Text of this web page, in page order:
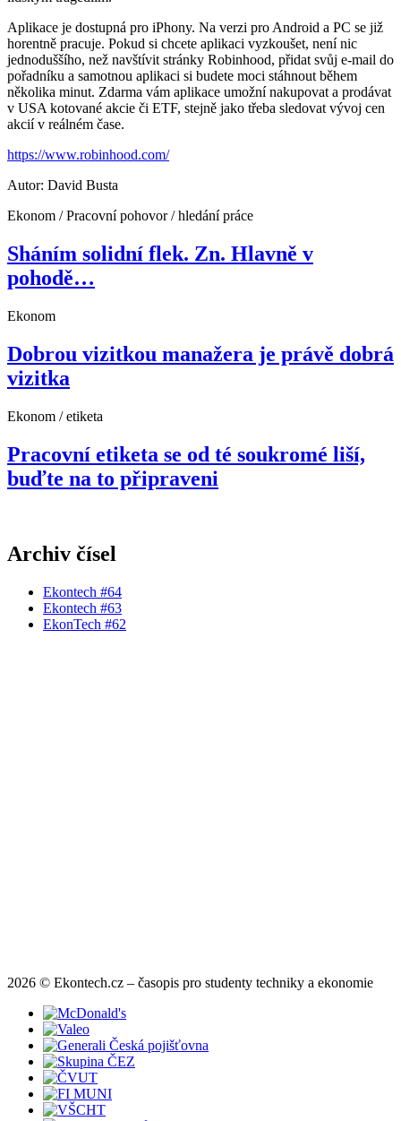
Aplikace je dostupná pro iPhony. Na verzi pro Android a PC se již
horentně pracuje. Pokud si chcete aplikaci vyzkoušet, není nic
jednoduššího, než navštívit stránky Robinhood, přidat svůj e-mail do
pořadníku a samotnou aplikaci si budete moci stáhnout během
několika minut. Zdarma vám aplikace umožní nakupovat a prodávat
v USA kotované akcie či ETF, stejně jako třeba sledovat vývoj cen
akcií v reálném čase.
https://www.robinhood.com/
Autor: David Busta
Ekonom / Pracovní pohovor / hledání práce
Sháním solidní flek. Zn. Hlavně v
pohodě…
Ekonom
Dobrou vizitkou manažera je právě dobrá
vizitka
Ekonom / etiketa
Pracovní etiketa se od té soukromé liší,
buďte na to připraveni
Archiv čísel
Ekontech #64
Ekontech #63
EkonTech #62
2026 © Ekontech.cz – časopis pro studenty techniky a ekonomie